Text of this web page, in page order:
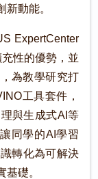
動能。
ExpertCenter
性的優勢，並
為教學研究打
工具套件，
與生成式AI等
同學的AI學習
轉化為可解決
礎。